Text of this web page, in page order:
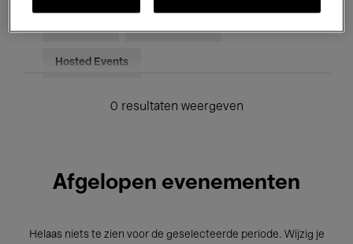
Hosted Events
0 resultaten weergeven
Afgelopen evenementen
Helaas niets te zien voor de geselecteerde periode. Wijzig je